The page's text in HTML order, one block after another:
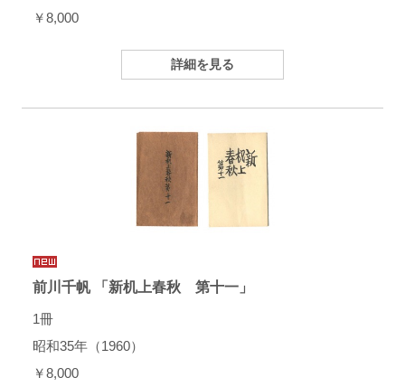
￥8,000
詳細を見る
前川千帆 「新机上春秋 第十一」
1冊
昭和35年（1960）
￥8,000